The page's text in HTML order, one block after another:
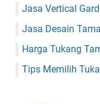
Jasa Vertical
Jasa Desain
Harga Tukang
Tips Memilih